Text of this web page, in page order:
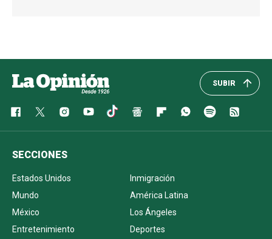
SUBIR
SECCIONES
Estados Unidos
Inmigración
Mundo
América Latina
México
Los Ángeles
Entretenimiento
Deportes